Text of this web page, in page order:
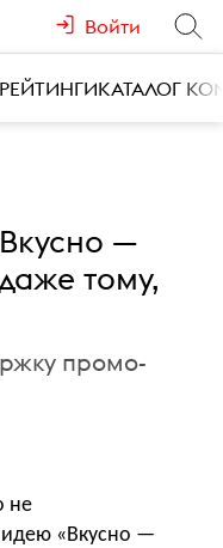
Войти
РЕЙТИНГИКАТАЛОГ
—
тому,
промо-
не
«Вкусно —